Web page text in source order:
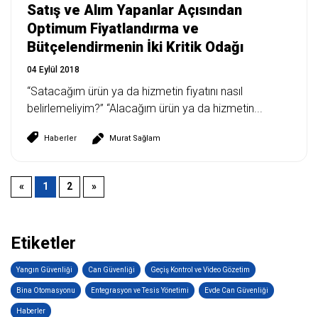
Satış ve Alım Yapanlar Açısından
Optimum Fiyatlandırma ve
Bütçelendirmenin İki Kritik Odağı
04 Eylül 2018
“Satacağım ürün ya da hizmetin fiyatını nasıl
belirlemeliyim?” “Alacağım ürün ya da hizmetin...
Haberler Murat Sağlam
« 1 2 »
Etiketler
Yangın Güvenliği Can Güvenliği Geçiş Kontrol ve Video Gözetim
Bina Otomasyonu Entegrasyon ve Tesis Yönetimi Evde Can Güvenliği
Haberler